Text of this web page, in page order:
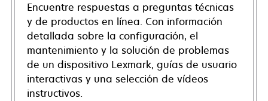
Encuentre respuestas a preguntas técnicas
y de productos en línea. Con información
detallada sobre la configuración, el
mantenimiento y la solución de problemas
de un dispositivo Lexmark, guías de usuario
interactivas y una selección de vídeos
instructivos.